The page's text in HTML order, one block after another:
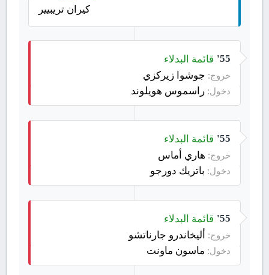
كيران تريبيير
55' قائمة البدلاء
خروج: جوشوا زيركزي
دخول: راسموس هويلوند
55' قائمة البدلاء
خروج: هاري أماس
دخول: باتريك دورجو
55' قائمة البدلاء
خروج: أليخاندرو جارناتشو
دخول: ماسون ماونت